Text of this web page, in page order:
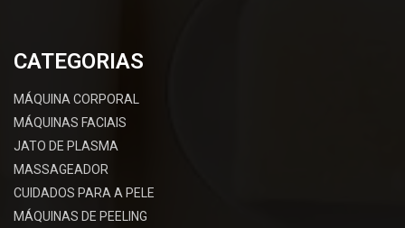
CATEGORIAS
MÁQUINA CORPORAL
MÁQUINAS FACIAIS
JATO DE PLASMA
MASSAGEADOR
CUIDADOS PARA A PELE
MÁQUINAS DE PEELING